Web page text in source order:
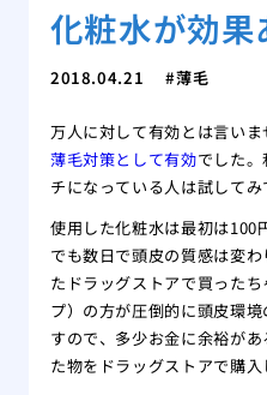
化粧水が効果
2018.04.21 薄毛
万人に対して有効とは言い
薄毛対策として有効でした
チになっている人は試してみ
使用した化粧水は最初は100
でも数日で頭皮の質感は変
たドラッグストアで買った
プ）の方が圧倒的に頭皮環
すので、多少お金に余裕が
た物をドラッグストアで購入